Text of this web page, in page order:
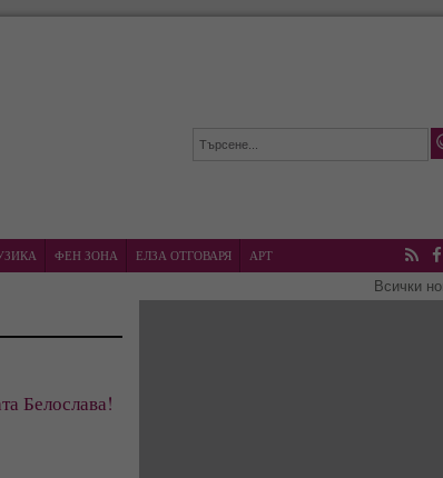
ФЕН ЗОНА ЕЛЗА ОТГОВАРЯ
АРТ
RSS
Всички
Белослава!